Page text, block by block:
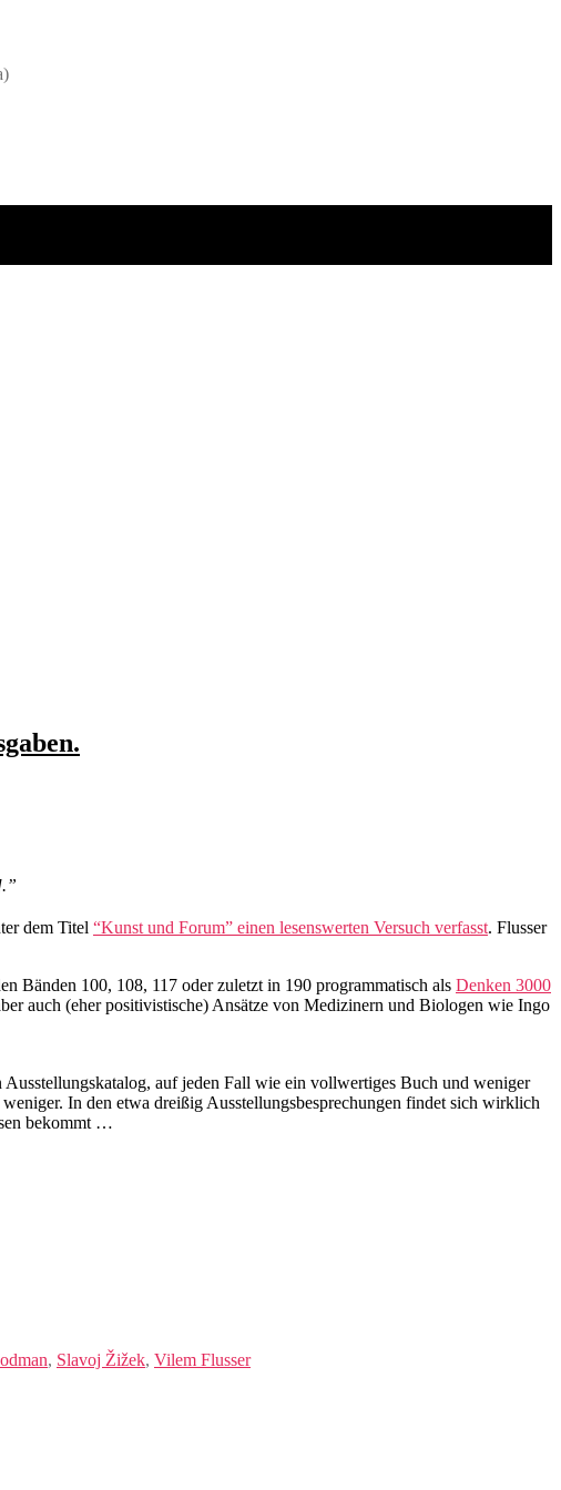
dem Titel “Kunst und Forum” einen lesenswerten Versuch verfasst. Flusser
Bänden 100, 108, 117 oder zuletzt in 190 programmatisch als Denken 3000
auch (eher positivistische) Ansätze von Medizinern und Biologen wie Ingo
auf jeden Fall wie ein vollwertiges Buch und weniger
In den etwa dreißig Ausstellungsbesprechungen findet sich wirklich
bekommt …
, Slavoj Žižek, Vilem Flusser